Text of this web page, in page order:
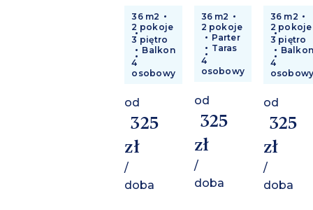
36 m2
2 pokoje
3 piętro
Balkon
4
osobowy
od
325
zł
/
doba
36 m2
2 pokoje
Parter
Taras
4
osobowy
od
325
zł
/
doba
36 m2
2 pokoje
3 piętro
4
od
325
zł
/
doba